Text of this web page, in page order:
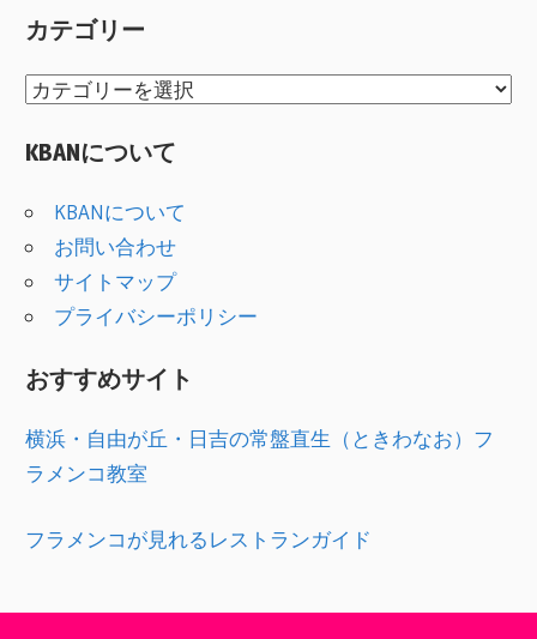
カテゴリー
カ
ゴ
KBANについて
KBANについて
お問い合わせ
サイトマップ
プライバシーポリシー
おすすめサイト
横浜・自由が丘・日吉の常盤直生（ときわなお）フ
ラメンコ教室
フラメンコが見れるレストランガイド